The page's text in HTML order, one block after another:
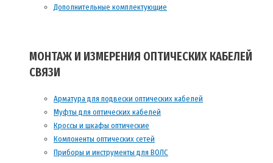
Дополнительные комплектующие
МОНТАЖ И ИЗМЕРЕНИЯ ОПТИЧЕСКИХ КАБЕЛЕЙ
СВЯЗИ
Арматура для подвески оптических кабелей
Муфты для оптических кабелей
Кроссы и шкафы оптические
Компоненты оптических сетей
Приборы и инструменты для ВОЛС